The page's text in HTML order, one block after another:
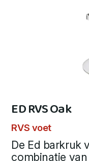
ED RVS Oak
RVS voet
De Ed barkruk
combinatie